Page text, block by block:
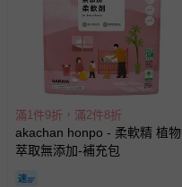
滿1件9折，滿2件8折
akachan honpo - 柔軟精 植物
萃取無添加-補充包